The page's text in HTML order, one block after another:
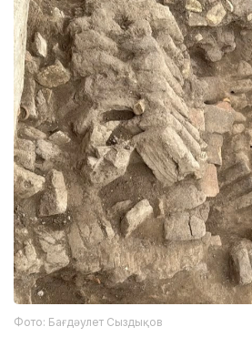
Фото: Бағдәулет Сыздықов